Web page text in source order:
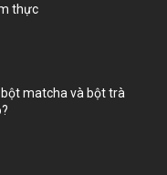
thực
bột matcha và bột trà